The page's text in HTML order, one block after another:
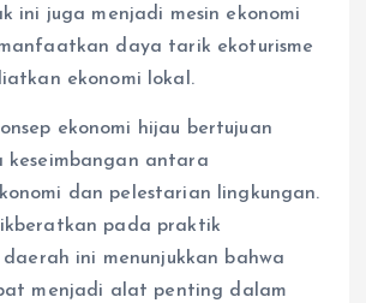
ini juga menjadi mesin ekonomi
daya tarik ekoturisme
ekonomi lokal.
ekonomi hijau bertujuan
keseimbangan antara
dan pelestarian lingkungan.
pada praktik
ini menunjukkan bahwa
menjadi alat penting dalam